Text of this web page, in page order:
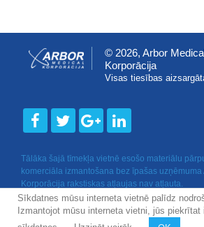
© 2026, Arbor
Korporācija
Visas tiesības
Tālāka šajā tīmekļa vietnē esošo materiālu
komerciāla izmantošana bez īpašas uzņēmuma
Korporācija rakstiskas atļaujas nav atļauta.
Sīkdatnes mūsu interneta vietnē palīdz
Izmantojot mūsu interneta vietni, jūs